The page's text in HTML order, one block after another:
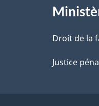
l
a
p
Droit de la
Justice